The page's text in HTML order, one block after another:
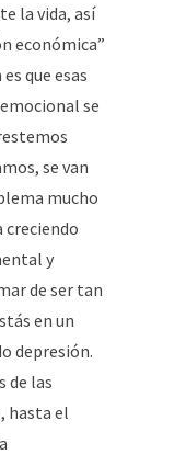
la vida, así
económica”
que esas
se
se van
mucho
creciendo
y
de ser tan
en un
depresión.
de las
hasta el